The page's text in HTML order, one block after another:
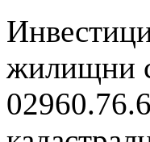
жилищни